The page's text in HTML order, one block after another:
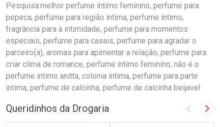
Pesquisa:melhor perfume íntimo feminino, perfume para
pepeca, perfume para região intima, perfume íntimo,
fragrância para a intimidade, perfume para momentos
especiais, perfume para casais, perfume para agradar o
parceiro(a), aromas para apimentar a relação, perfume para
criar clima de romance, perfume intimo feminino, não é o
perfume intimo anitta, colonia intima, perfume para parte
intima, perfume de calcinha, perfume de calcinha beijavel
Queridinhos da Drogaria Imagem